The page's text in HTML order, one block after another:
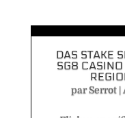
DAS STAKE
SG8
parSerrot|